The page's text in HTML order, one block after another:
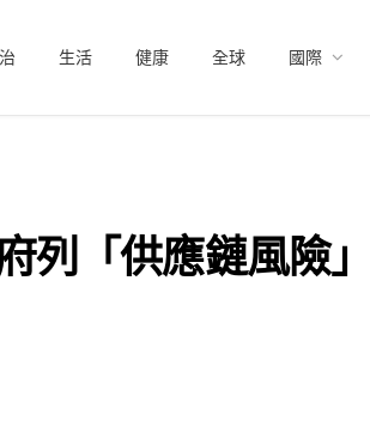
生活 健康 全球 國際
列「供應鏈風險